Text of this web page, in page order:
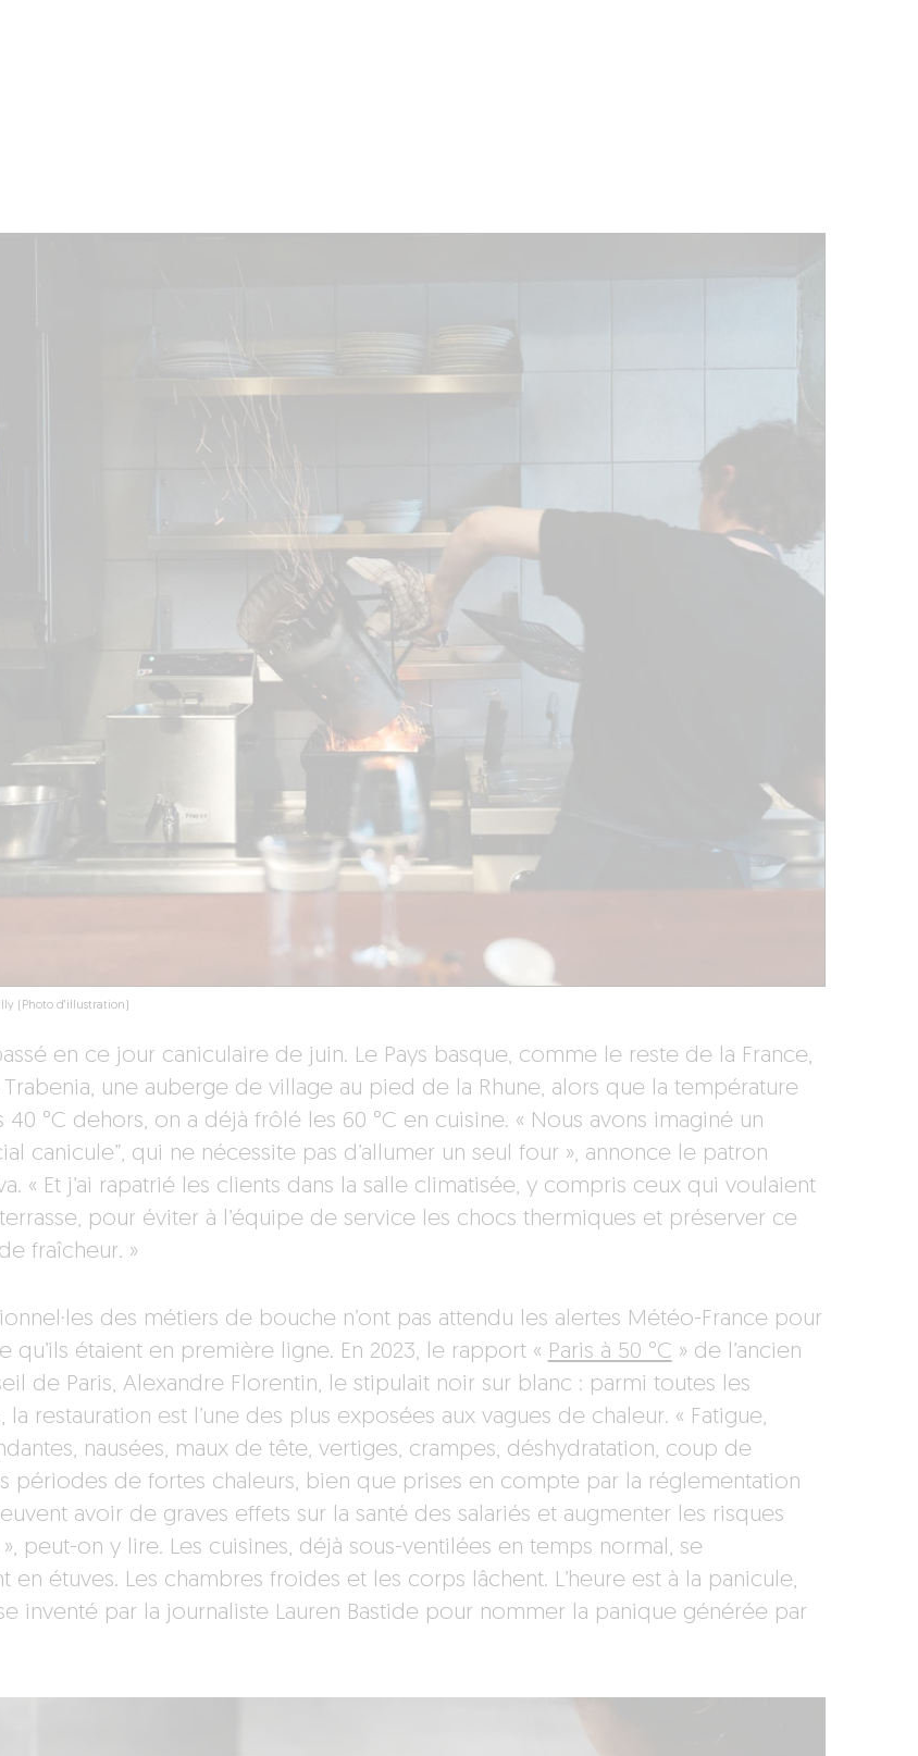
(Photo d'illustration)
en ce jour caniculaire de juin. Le Pays basque, comme le reste de la France,
une auberge de village au pied de la Rhune, alors que la température
40 °C dehors, on a déjà frôlé les 60 °C en cuisine. « Nous avons imaginé un
canicule”, qui ne nécessite pas d’allumer un seul four », annonce le patron
« Et j’ai rapatrié les clients dans la salle climatisée, y compris ceux qui voulaient
pour éviter à l’équipe de service les chocs thermiques et préserver ce
fraîcheur. »
des métiers de bouche n’ont pas attendu les alertes Météo-France pour
qu’ils étaient en première ligne. En 2023, le rapport « Paris à 50 °C » de l’ancien
de Paris, Alexandre Florentin, le stipulait noir sur blanc : parmi toutes les
la restauration est l’une des plus exposées aux vagues de chaleur. « Fatigue,
nausées, maux de tête, vertiges, crampes, déshydratation, coup de
périodes de fortes chaleurs, bien que prises en compte par la réglementation
avoir de graves effets sur la santé des salariés et augmenter les risques
», peut-on y lire. Les cuisines, déjà sous-ventilées en temps normal, se
en étuves. Les chambres froides et les corps lâchent. L’heure est à la panicule,
inventé par la journaliste Lauren Bastide pour nommer la panique générée par